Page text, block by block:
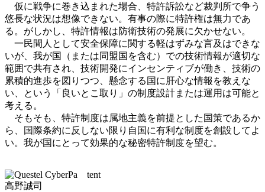
仮に戦争に巻き込まれた場合、特許訴訟など裁判所で争う
悠長な状況は想像できない。有事の際に特許権は無力であ
る。がしかし、特許情報は防衛技術の発展に欠かせない。
一民間人として安全保障に関する軽はずみな言及はできな
いが、我が国（または同盟国を含む）での技術情報が適切な
範囲で共有され、技術開発にインセンティブが働き、技術の
累積的進歩を図りつつ、懸念する国に肝心な情報を教えな
い、という「良いとこ取り」の制度設計または運用は可能と
考える。
そもそも、特許制度は属地主義を前提とした国策であるか
ら、国際条約に反しない限り自国に有利な制度を創設してよ
い。我が国にとって効果的な秘密特許制度を望む。
高野誠司